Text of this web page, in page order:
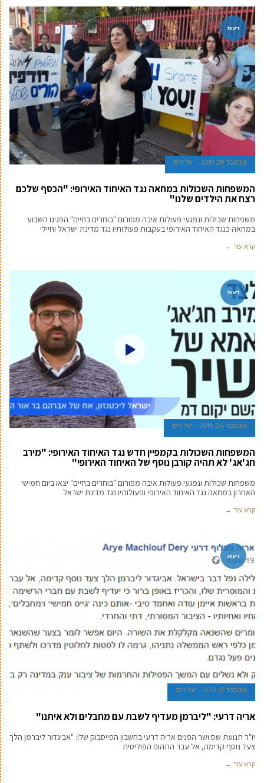
דעות
נובמבר 28, 2019 יעל וייס
המשפחות השכולות במחאה נגד האיחוד האירופי: "הכסף שלכם
רצח את הילדים שלנו"
משפחות שכולות ונפגעי פעולות איבה מפורום "בוחרים בחיים" הפגינו השבוע
במחאה כנגד האיחוד האירופי בעקבות פעולותיו נגד מדינת ישראל וחיילי
קרא עוד ←
דעות
נובמבר 24, 2019 יעל וייס
המשפחות השכולות בקמפיין חדש נגד האיחוד האירופי: "מירב
חג'אג' לא תהיה קורבן נוסף של האיחוד האירופי"
משפחות שכולות ונפגעי פעולות איבה מפורום "בוחרים בחיים" יצאו ביום חמישי
האחרון במחאה נגד האיחוד האירופי ופעולותיו נגד מדינת ישראל
קרא עוד ←
דעות
נובמבר 11, 2019 יעל וייס
אריה דרעי: "ליברמן מעדיף לשבת עם מחבלים ולא איתנו"
יו"ר תנועת שס ושר הפנים אריה דרעי בחשבון הפייסבוק שלו: "אביגדור ליברמן הלך
צעד נוסף קדימה, אל עבר התהום הפוליטית
קרא עוד ←